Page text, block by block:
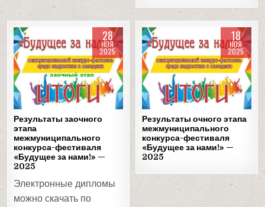
28
НОЯ
2025
Posted
in
Результаты заочного
этапа
межмуниципального
конкурса-фестиваля
«Будущее за нами!» —
2025
Электронные дипломы
можно скачать по
18
НОЯ
2025
Posted
in
Результаты очного этапа
межмуниципального
конкурса-фестиваля
«Будущее за нами!» —
2025